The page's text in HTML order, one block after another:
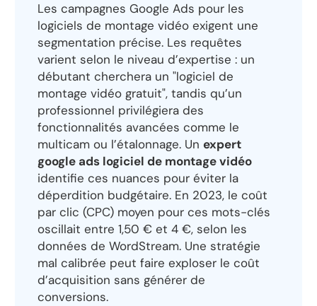
Les campagnes Google Ads pour les
logiciels de montage vidéo exigent une
segmentation précise. Les requêtes
varient selon le niveau d’expertise : un
débutant cherchera un "logiciel de
montage vidéo gratuit", tandis qu’un
professionnel privilégiera des
fonctionnalités avancées comme le
multicam ou l’étalonnage. Un expert
google ads logiciel de montage vidéo
identifie ces nuances pour éviter la
déperdition budgétaire. En 2023, le coût
par clic (CPC) moyen pour ces mots-clés
oscillait entre 1,50 € et 4 €, selon les
données de WordStream. Une stratégie
mal calibrée peut faire exploser le coût
d’acquisition sans générer de
conversions.